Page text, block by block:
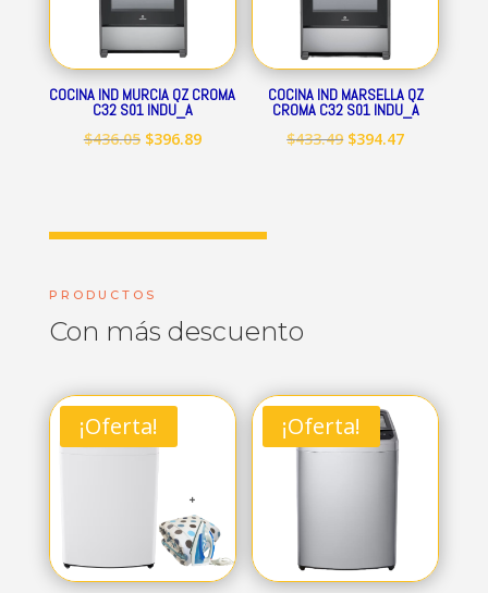
COCINA IND MURCIA QZ CROMA
C32 S01 INDU_A
$436.05 El
$396.89El
COCINA IND MARSELLA QZ
CROMA C32 S01 INDU_A
$433.49 El
$394.47El
PRODUCTOS
Con más descuento
¡Oferta! ¡Oferta!